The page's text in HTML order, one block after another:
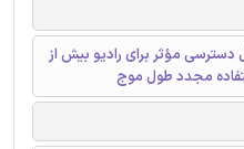
مؤثر برای رادیو بیش از
مجدد طول موج